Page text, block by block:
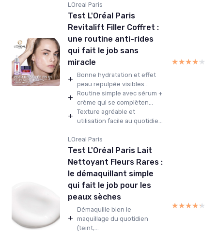
LOreal Paris
Test L'Oréal Paris
Revitalift Filler Coffret :
une routine anti-rides
qui fait le job sans
miracle
+ Bonne hydratation et effet
peau repulpée visibles...
+ Routine simple avec sérum +
crème qui se complèten...
+ Texture agréable et
utilisation facile au quotidie...
★★★★★
★★★★★
LOreal Paris
Test L'Oréal Paris Lait
Nettoyant Fleurs Rares :
le démaquillant simple
qui fait le job pour les
peaux sèches
+
Démaquille bien le
maquillage du quotidien
(teint,...
★★★★★
★★★★★